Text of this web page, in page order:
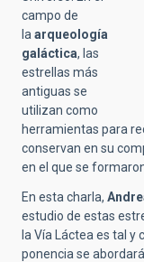
campo de
la arqueología
galáctica, las
estrellas más
antiguas se
utilizan como
herramientas para
conservan en su
en el que se
En esta charla,
estudio de estas
la Vía Láctea es tal y
ponencia se